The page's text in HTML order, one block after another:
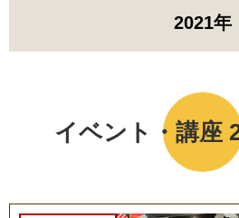
イベント・講座
2021年